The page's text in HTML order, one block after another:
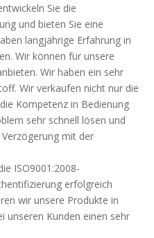
Sie die
und bieten Sie eine
langjährige Erfahrung in
Wir können für unsere
Wir haben ein sehr
Wir verkaufen nicht nur die
Kompetenz in Bedienung
sehr schnell lösen und
mit der
ISO9001:2008-
erfolgreich
wir unsere Produkte in
unseren Kunden einen sehr